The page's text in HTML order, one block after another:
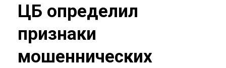
ЦБ определил
признаки
мошеннических